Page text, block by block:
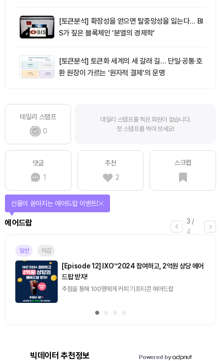
[토큰분석] 확장성을 얻으면 탈중앙성을 잃는다… BI
S가 짚은 블록체인 ‘분열의 경제학’
[토큰분석] 토큰화 세계의 세 갈래 길… 단일·공통·호
환 원장이 가르는 ‘원자적 결제’의 운명
데일리 스탬프
0
데일리 스탬프를 찍은 회원이 없습니다.
첫 스탬프를 찍어 보세요!
댓글
1
추천
2
스크랩
3 /
4
에어드랍
선물이 쏟아지는 에어드랍 이벤트!
일반 마감
[Episode 12] IXO™2024 참여하고, 2억원 상당 에어
드랍 받자!
추첨을 통해 100명에게 커피 기프티콘 에어드랍
빅데이터 추천정보